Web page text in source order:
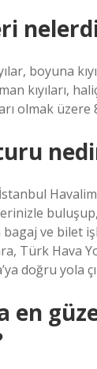
boyuna
kıyıları,
olmak üzere
bagaj ve bilet
Türk Hava
doğru yola
en